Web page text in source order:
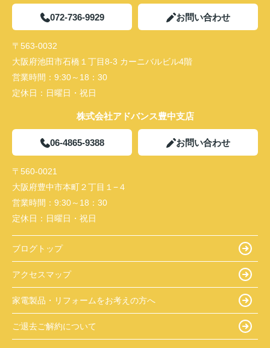
072-736-9929 お問い合わせ
〒563-0032
大阪府池田市石橋１丁目8-3 カーニバルビル4階
営業時間： 9:30～18：30
定休日： 日曜日・祝日
株式会社アドバンス豊中支店
06-4865-9388 お問い合わせ
〒560-0021
大阪府豊中市本町２丁目１−４
営業時間： 9:30～18：30
定休日： 日曜日・祝日
ブログトップ
アクセスマップ
家電製品・リフォームをお考えの方へ
ご退去ご解約について